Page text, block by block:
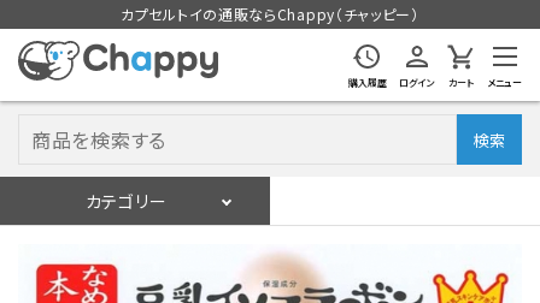
カプセルトイの通販ならChappy（チャッピー）
購入履歴 ログイン カート メニュー
検索
カテゴリー
ログイン 会員登録